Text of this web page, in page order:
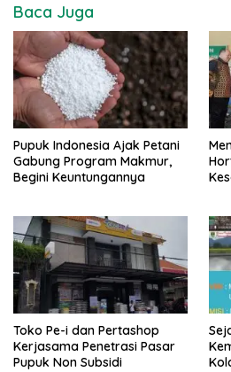
Baca Juga
Pupuk Indonesia Ajak Petani
Gabung Program Makmur,
Begini Keuntungannya
Toko Pe-i dan Pertashop
Kerjasama Penetrasi Pasar
Pupuk Non Subsidi